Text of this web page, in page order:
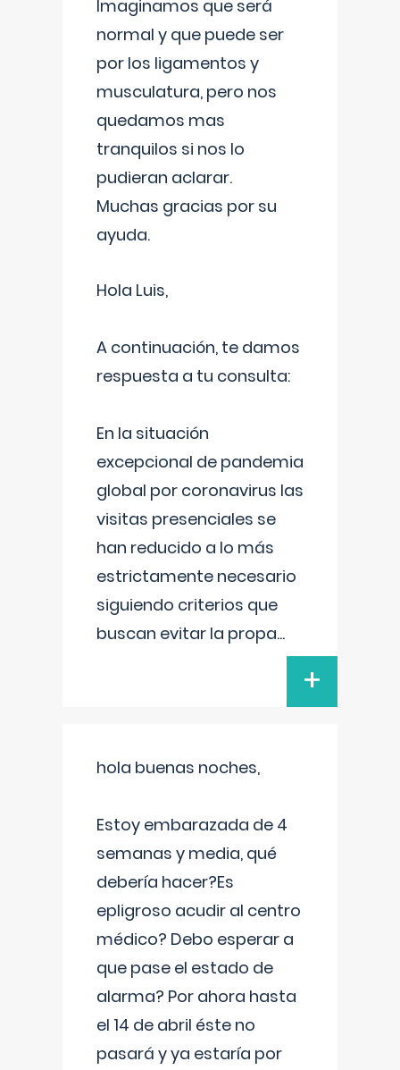
Imaginamos que será
normal y que puede ser
por los ligamentos y
musculatura, pero nos
quedamos mas
tranquilos si nos lo
pudieran aclarar.
Muchas gracias por su
ayuda.
Hola Luis,
A continuación, te damos
respuesta a tu consulta:
En la situación
excepcional de pandemia
global por coronavirus las
visitas presenciales se
han reducido a lo más
estrictamente necesario
siguiendo criterios que
buscan evitar la propa...
+
hola buenas noches,
Estoy embarazada de 4
semanas y media, qué
debería hacer?Es
epligroso acudir al centro
médico? Debo esperar a
que pase el estado de
alarma? Por ahora hasta
el 14 de abril éste no
pasará y ya estaría por